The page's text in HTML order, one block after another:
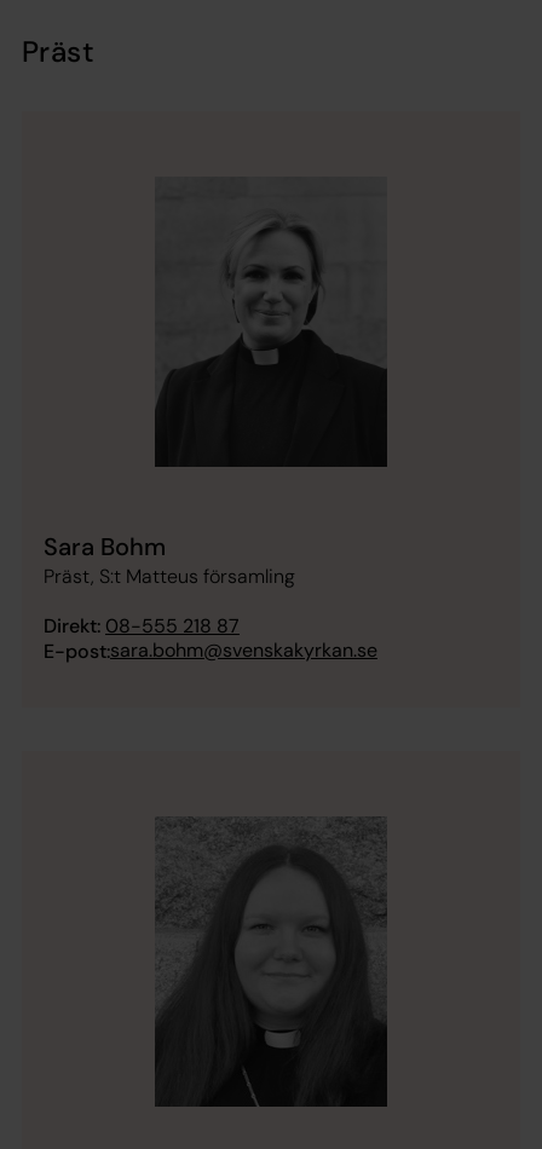
Präst
Sara Bohm
Präst, S:t Matteus församling
Direkt: 08-555 218 87
E-post:sara.bohm@svenskakyrkan.se